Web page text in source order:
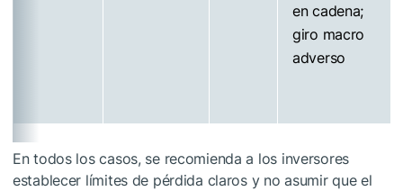
en cadena;
giro macro
adverso
En todos los casos, se recomienda a los inversores
establecer límites de pérdida claros y no asumir que el